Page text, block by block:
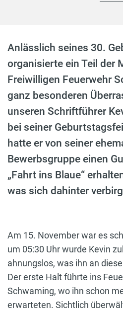
Anlässlich seines 30.
organisierte ein Teil der
Freiwilligen Feuerwehr
ganz besonderen
unseren Schriftführer
bei seiner
hatte er von seiner
Bewerbsgruppe einen
„Fahrt ins Blaue“
was sich dahinter
Am 15. November war es
um 05:30 Uhr wurde Kevin
ahnungslos, was ihn an
Der erste Halt führte ins
Schwaming, wo ihn schon
erwarteten. Sichtlich